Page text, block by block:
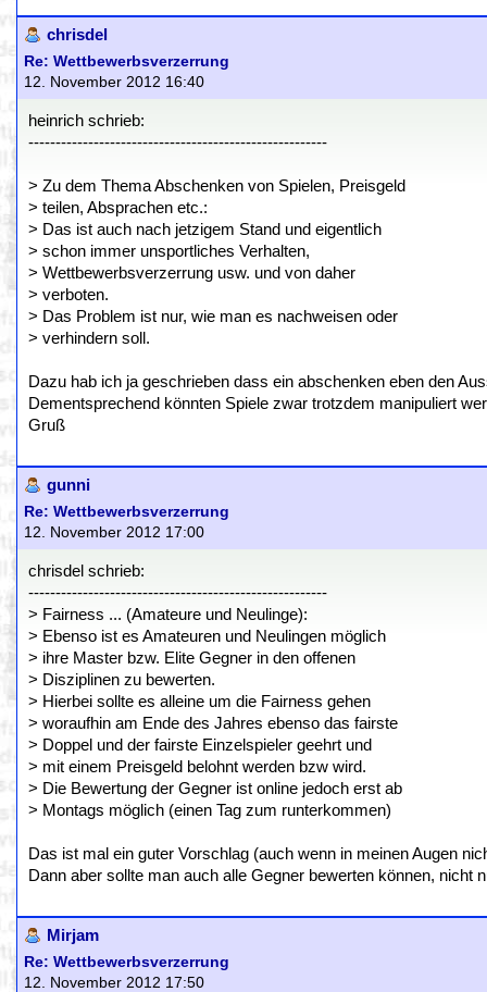
chrisdel
Re: Wettbewerbsverzerrung
12. November 2012 16:40
heinrich schrieb:
-------------------------------------------------------
> Zu dem Thema Abschenken von Spielen, Preisgeld
> teilen, Absprachen etc.:
> Das ist auch nach jetzigem Stand und eigentlich
> schon immer unsportliches Verhalten,
> Wettbewerbsverzerrung usw. und von daher
> verboten.
> Das Problem ist nur, wie man es nachweisen oder
> verhindern soll.
Dazu hab ich ja geschrieben dass ein abschenken eben den
Dementsprechend könnten Spiele zwar trotzdem manipuliert
Gruß
gunni
Re: Wettbewerbsverzerrung
12. November 2012 17:00
chrisdel schrieb:
-------------------------------------------------------
> Fairness ... (Amateure und Neulinge):
> Ebenso ist es Amateuren und Neulingen möglich
> ihre Master bzw. Elite Gegner in den offenen
> Disziplinen zu bewerten.
> Hierbei sollte es alleine um die Fairness gehen
> woraufhin am Ende des Jahres ebenso das fairste
> Doppel und der fairste Einzelspieler geehrt und
> mit einem Preisgeld belohnt werden bzw wird.
> Die Bewertung der Gegner ist online jedoch erst ab
> Montags möglich (einen Tag zum runterkommen)
Das ist mal ein guter Vorschlag (auch wenn in meinen Augen
Dann aber sollte man auch alle Gegner bewerten können, nicht
Mirjam
Re: Wettbewerbsverzerrung
12. November 2012 17:50